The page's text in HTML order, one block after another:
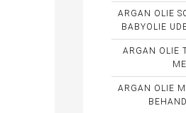
ARGAN OLIE
BABYOLIE
ARGAN OLIE
ARGAN OLIE